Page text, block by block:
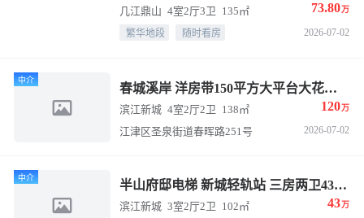
几江鼎山 4室2厅3卫 135㎡ 73.80万
繁华地段 随时看房 2026-07-02
中介
春城溪岸 洋房带150平方大平台大花园，120万四房两卫
滨江新城 4室2厅2卫 138㎡ 120万
江津区圣泉街道春晖路251号 2026-07-02
中介
半山府邸电梯 新城轻轨站 三房两卫43万106平
滨江新城 3室2厅2卫 102㎡ 43万